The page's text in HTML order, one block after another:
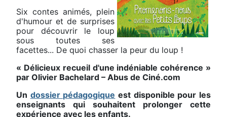
Six contes animés, plein
d'humour et de surprises
pour découvrir le loup
sous toutes ses
facettes... De quoi chasser la peur du loup !
« Délicieux recueil d'une indéniable cohérence »
par Olivier Bachelard – Abus de Ciné.com
Un dossier pédagogique est disponible pour les
enseignants qui souhaitent prolonger cette
expérience avec les enfants.